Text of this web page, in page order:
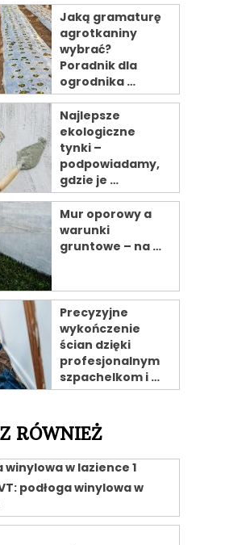
Jaką gramaturę
agrotkaniny
wybrać?
Poradnik dla
ogrodnika …
Najlepsze
ekologiczne
tynki –
podpowiadamy,
gdzie je …
Mur oporowy a
warunki
gruntowe – na …
Precyzyjne
wykończenie
ścian dzięki
profesjonalnym
szpachelkom i …
RÓWNIEŻ
podłoga winylowa w